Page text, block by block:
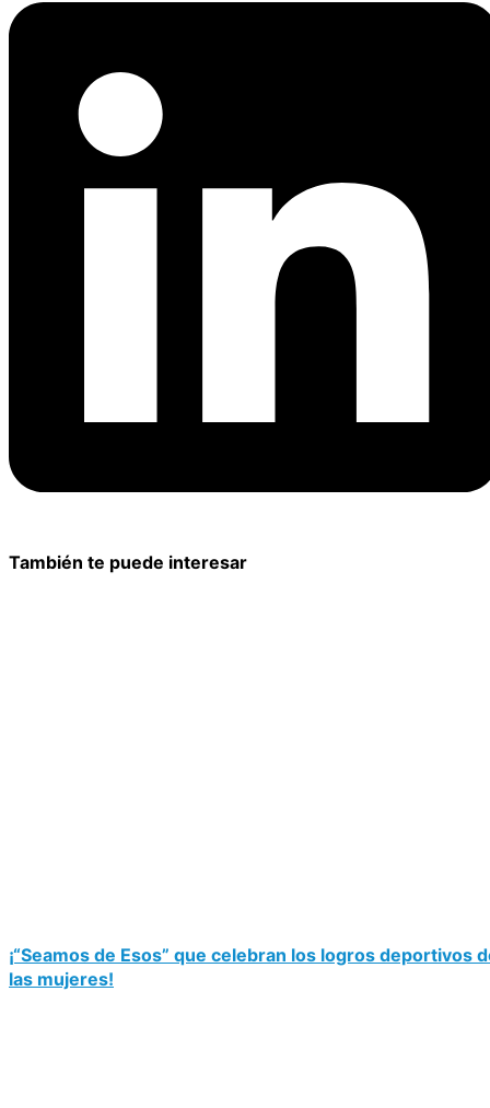
También te puede interesar
¡“Seamos de Esos” que celebran los logros deportivos
las mujeres!